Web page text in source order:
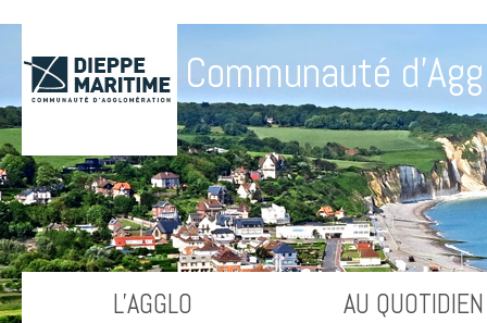
Communauté
L'AGGLO AU QUOTIDIEN